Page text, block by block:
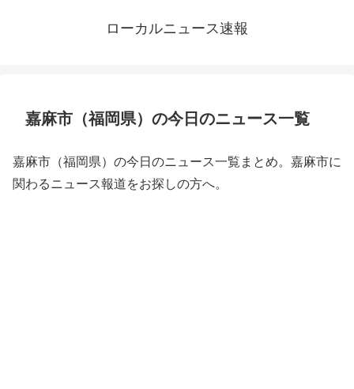
ローカルニュース速報
嘉麻市（福岡県）の今日のニュース一覧
嘉麻市（福岡県）の今日のニュース一覧まとめ。嘉麻市に
関わるニュース報道をお探しの方へ。